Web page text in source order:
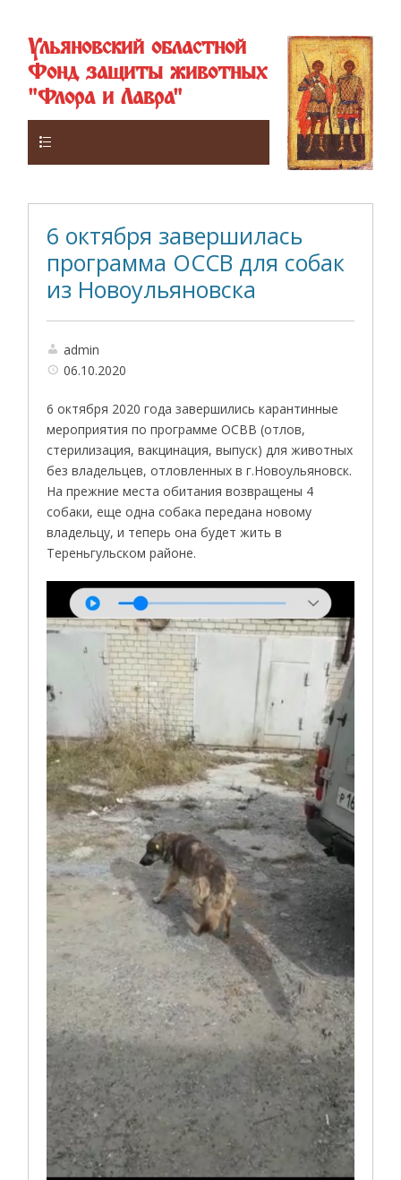
Ульяновский областной
Фонд защиты животных
"Флора и Лавра"
6 октября завершилась
программа ОССВ для собак
из Новоульяновска
admin
06.10.2020
6 октября 2020 года завершились карантинные
мероприятия по программе ОСВВ (отлов,
стерилизация, вакцинация, выпуск) для животных
без владельцев, отловленных в г.Новоульяновск.
На прежние места обитания возвращены 4
собаки, еще одна собака передана новому
владельцу, и теперь она будет жить в
Тереньгульском районе.